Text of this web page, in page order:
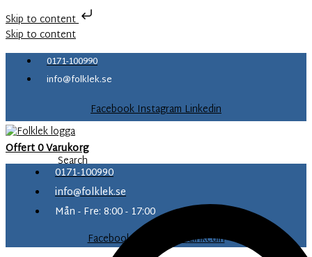
Skip to content
Skip to content
0171-100990
info@folklek.se
FacebookInstagramLinkedin
Offert0Varukorg
Search
0171-100990
info@folklek.se
Mån - Fre: 8:00 - 17:00
Facebook-f
InstagramLinkedin